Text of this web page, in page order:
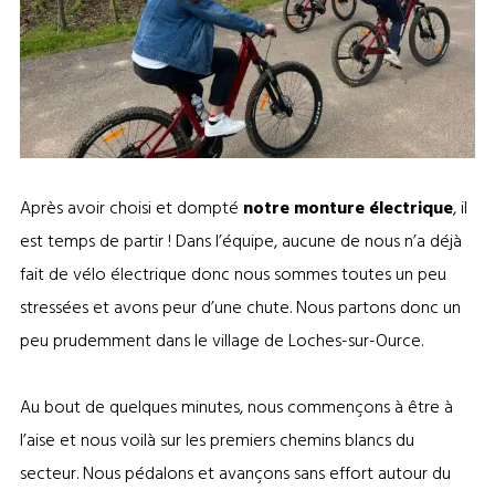
Après avoir choisi et dompté notre monture électrique, il
est temps de partir ! Dans l’équipe, aucune de nous n’a déjà
fait de vélo électrique donc nous sommes toutes un peu
stressées et avons peur d’une chute. Nous partons donc un
peu prudemment dans le village de Loches-sur-Ource.
Au bout de quelques minutes, nous commençons à être à
l’aise et nous voilà sur les premiers chemins blancs du
secteur. Nous pédalons et avançons sans effort autour du